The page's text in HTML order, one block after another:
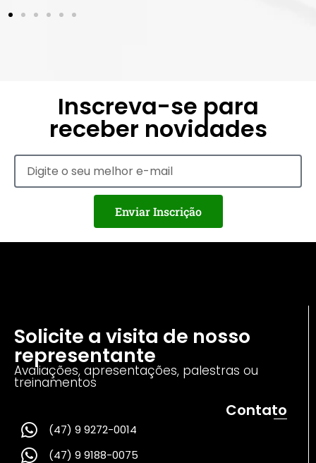
Inscreva-se para
receber novidades
Enviar Inscrição
Solicite a visita de nosso
representante
Avaliações, apresentações, palestras ou
treinamentos
Contato
(47) 9 9272-0014
(47) 9 9188-0075